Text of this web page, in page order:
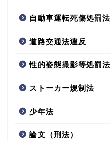
自動車運転死傷処罰法
道路交通法違反
性的姿態撮影等処罰法
ストーカー規制法
少年法
論文（刑法）